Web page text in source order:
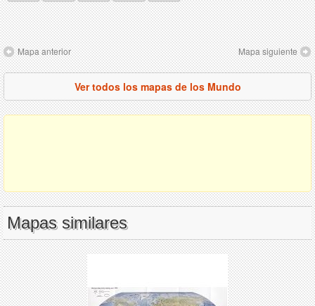
Mapa anterior Mapa siguiente
Ver todos los mapas de los Mundo
Mapas similares